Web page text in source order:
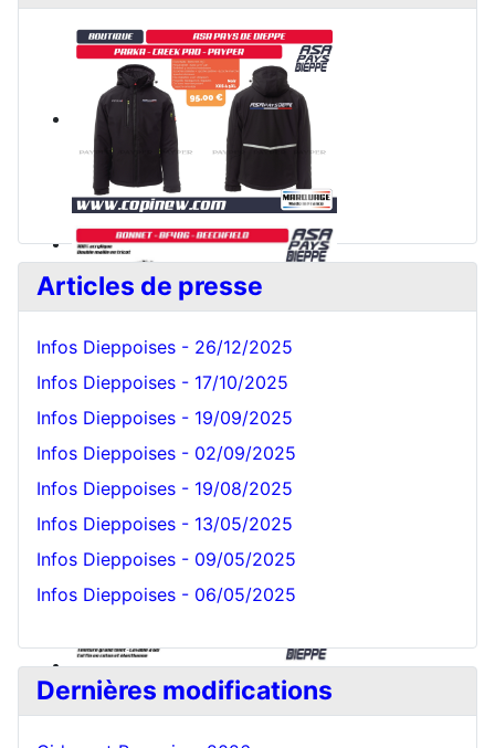
Bonnet Blanc
Articles de presse
Infos Dieppoises - 26/12/2025
Infos Dieppoises - 17/10/2025
Infos Dieppoises - 19/09/2025
Infos Dieppoises - 02/09/2025
Infos Dieppoises - 19/08/2025
Infos Dieppoises - 13/05/2025
Infos Dieppoises - 09/05/2025
Infos Dieppoises - 06/05/2025
Dernières modifications